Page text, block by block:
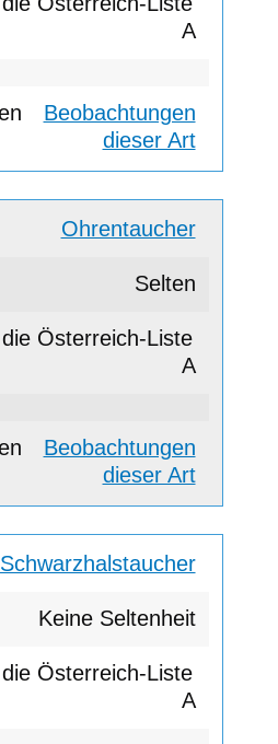
A
Beobachtungen
dieser Art
Ohrentaucher
Selten
A
Beobachtungen
dieser Art
Schwarzhalstaucher
Keine Seltenheit
A